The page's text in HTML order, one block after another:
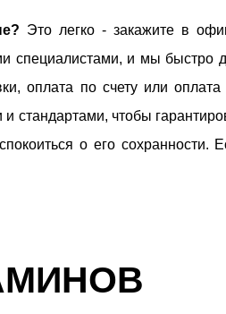
Это легко - закажите в
и мы быстро
оплата по счету или
стандартами, чтобы
о его сохранности.